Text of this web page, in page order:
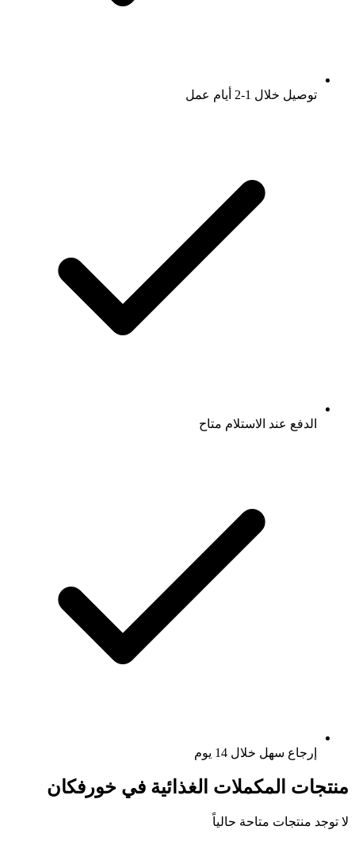
توصيل خلال 1-2 أيام عمل
الدفع عند الاستلام متاح
إرجاع سهل خلال 14 يوم
منتجات المكملات الغذائية في خورفكان
لا توجد منتجات متاحة حالياً